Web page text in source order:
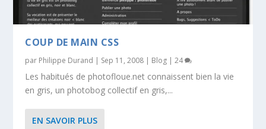
COUP DE MAIN CSS
par Philippe Durand | Sep 11, 2008 | Blog |24
Les habitués de photofloue.net connaissent bien la vie
en gris, un photobog collectif en gris,...
EN SAVOIR PLUS